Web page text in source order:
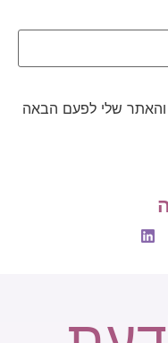
שלי לפעם הבאה